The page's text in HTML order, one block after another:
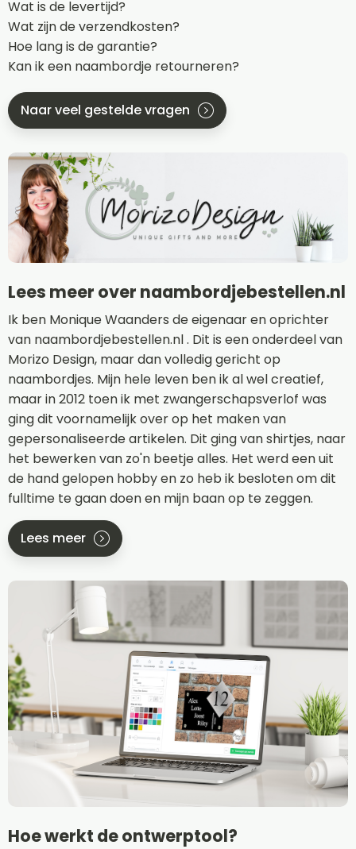
Wat is de levertijd?
Wat zijn de verzendkosten?
Hoe lang is de garantie?
Kan ik een naambordje retourneren?
Naar veel gestelde vragen
Lees meer over naambordjebestellen.nl
Ik ben Monique Waanders de eigenaar en oprichter
van naambordjebestellen.nl . Dit is een onderdeel van
Morizo Design, maar dan volledig gericht op
naambordjes. Mijn hele leven ben ik al wel creatief,
maar in 2012 toen ik met zwangerschapsverlof was
ging dit voornamelijk over op het maken van
gepersonaliseerde artikelen. Dit ging van shirtjes, naar
het bewerken van zo'n beetje alles. Het werd een uit
de hand gelopen hobby en zo heb ik besloten om dit
fulltime te gaan doen en mijn baan op te zeggen.
Lees meer
Hoe werkt de ontwerptool?